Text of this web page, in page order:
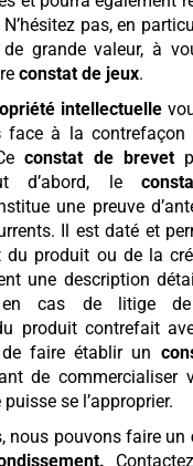
pas, en
grande valeur, à
constat de jeux.
intellectuelle
face à la contrefaçon
constat de brevet
d’abord, le
une preuve
Il est daté et
du produit ou de la
une description
cas de litige de
produit contrefait
faire établir un
de commercialiser
se l’approprier.
nous pouvons faire un
.